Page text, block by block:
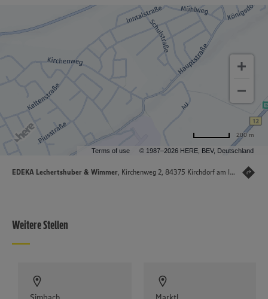
Terms of use © 1987–2026 HERE, BEV, Deutschland
200 m
EDEKA Lechertshuber & Wimmer, Kirchenweg 2, 84375 Kirchdorf am Inn
Weitere Stellen